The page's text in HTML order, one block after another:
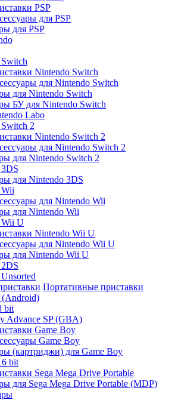
PSP
для PSP
для PSP
Nintendo Switch
для Nintendo Switch
для Nintendo Switch
БУ для Nintendo Switch
Labo
2
Nintendo Switch 2
для Nintendo Switch 2
для Nintendo Switch 2
для Nintendo 3DS
для Nintendo Wii
для Nintendo Wii
Wii U
Nintendo Wii U
для Nintendo Wii U
для Nintendo Wii U
Портативные приставки
(Android)
bit
Advance SP (GBA)
Game Boy
Game Boy
(картриджи) для Game Boy
bit
Sega Mega Drive Portable
для Sega Mega Drive Portable (MDP)